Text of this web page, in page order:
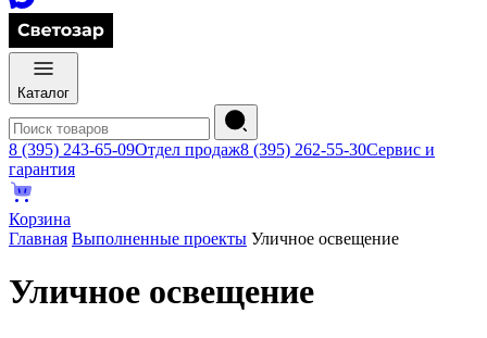
Каталог
8 (395) 243-65-09Отдел продаж8 (395) 262-55-30Сервис и
гарантия
Корзина
Главная Выполненные проекты Уличное освещение
Уличное освещение